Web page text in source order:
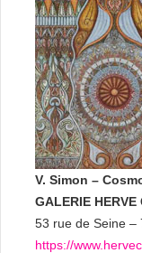
V. Simon –
GALERIE HERVE
53 rue de Seine –
https://